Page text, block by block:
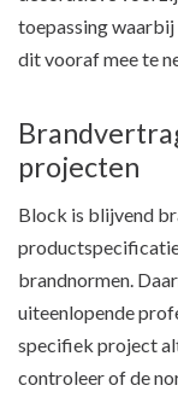
toepassing
dit vooraf mee te
projecten
Block is blijvend
brandnormen.
uiteenlopende
specifiek project
controleer of de